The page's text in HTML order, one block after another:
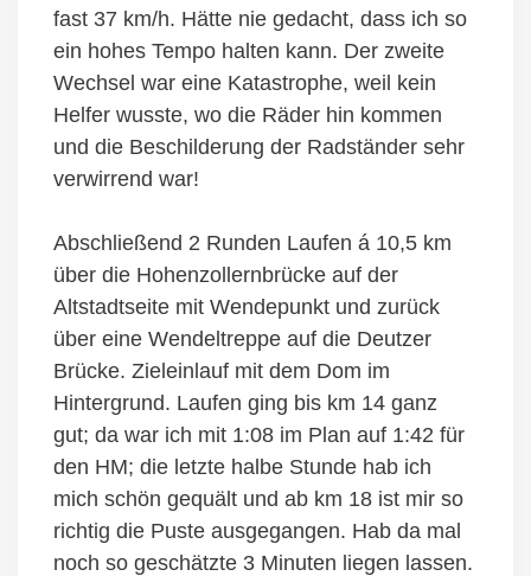
fast 37 km/h. Hätte nie gedacht, dass ich so
ein hohes Tempo halten kann. Der zweite
Wechsel war eine Katastrophe, weil kein
Helfer wusste, wo die Räder hin kommen
und die Beschilderung der Radständer sehr
verwirrend war!
Abschließend 2 Runden Laufen á 10,5 km
über die Hohenzollernbrücke auf der
Altstadtseite mit Wendepunkt und zurück
über eine Wendeltreppe auf die Deutzer
Brücke. Zieleinlauf mit dem Dom im
Hintergrund. Laufen ging bis km 14 ganz
gut; da war ich mit 1:08 im Plan auf 1:42 für
den HM; die letzte halbe Stunde hab ich
mich schön gequält und ab km 18 ist mir so
richtig die Puste ausgegangen. Hab da mal
noch so geschätzte 3 Minuten liegen lassen.